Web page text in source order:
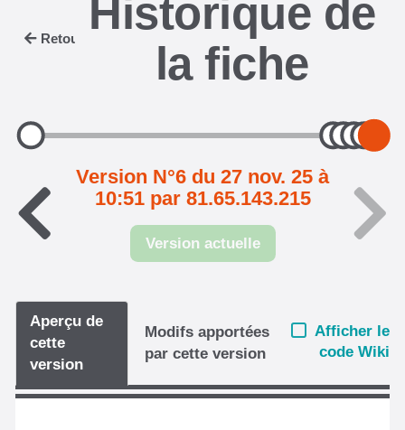
Retour
Historique de
la fiche
Version N°6 du 27 nov. 25 à
10:51 par 81.65.143.215
Version actuelle
Aperçu de
cette
version
Modifs apportées
par cette version
Afficher le
code Wiki